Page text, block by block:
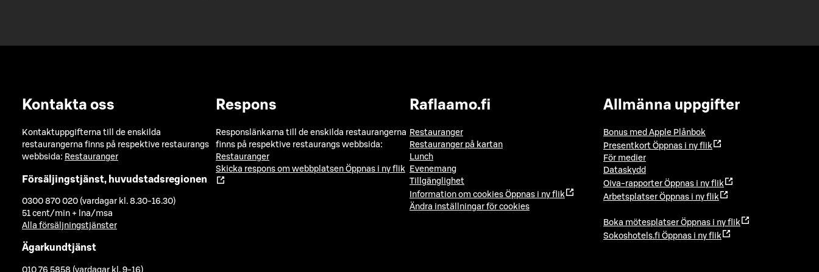
Kontakta oss
Kontaktuppgifterna till de enskilda
restaurangerna finns på respektive restaurangs
webbsida: Restauranger
Försäljingstjänst, huvudstadsregionen
0300 870 020 (vardagar kl. 8.30-16.30)
51 cent/min + lna/msa
Alla försäljningstjänster
Ägarkundtjänst
010 76 5858 (vardagar kl. 9-16)
Respons
Responslänkarna till de enskilda restaurangerna
finns på respektive restaurangs webbsida:
Restauranger
Skicka respons om webbplatsen Öppnas i ny flik
Raflaamo.fi
Restauranger
Restauranger på kartan
Lunch
Evenemang
Tillgänglighet
Information om cookies Öppnas i ny flik
Ändra inställningar för cookies
Allmänna uppgifter
Bonus med Apple Plånbok
Presentkort Öppnas i ny flik
För medier
Dataskydd
Oiva-rapporter Öppnas i ny flik
Arbetsplatser Öppnas i ny flik
Boka mötesplatser Öppnas i ny flik
Sokoshotels.fi Öppnas i ny flik